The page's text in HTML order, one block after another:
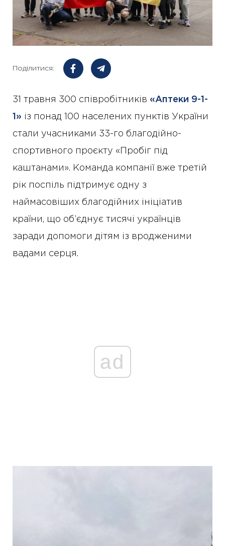
Поділитися:
31 травня 300 співробітників «Аптеки 9-1-
1» із понад 100 населених пунктів України
стали учасниками 33-го благодійно-
спортивного проєкту «Пробіг під
каштанами». Команда компанії вже третій
рік поспіль підтримує одну з
наймасовіших благодійних ініціатив
країни, що об’єднує тисячі українців
заради допомоги дітям із вродженими
вадами серця.
ad